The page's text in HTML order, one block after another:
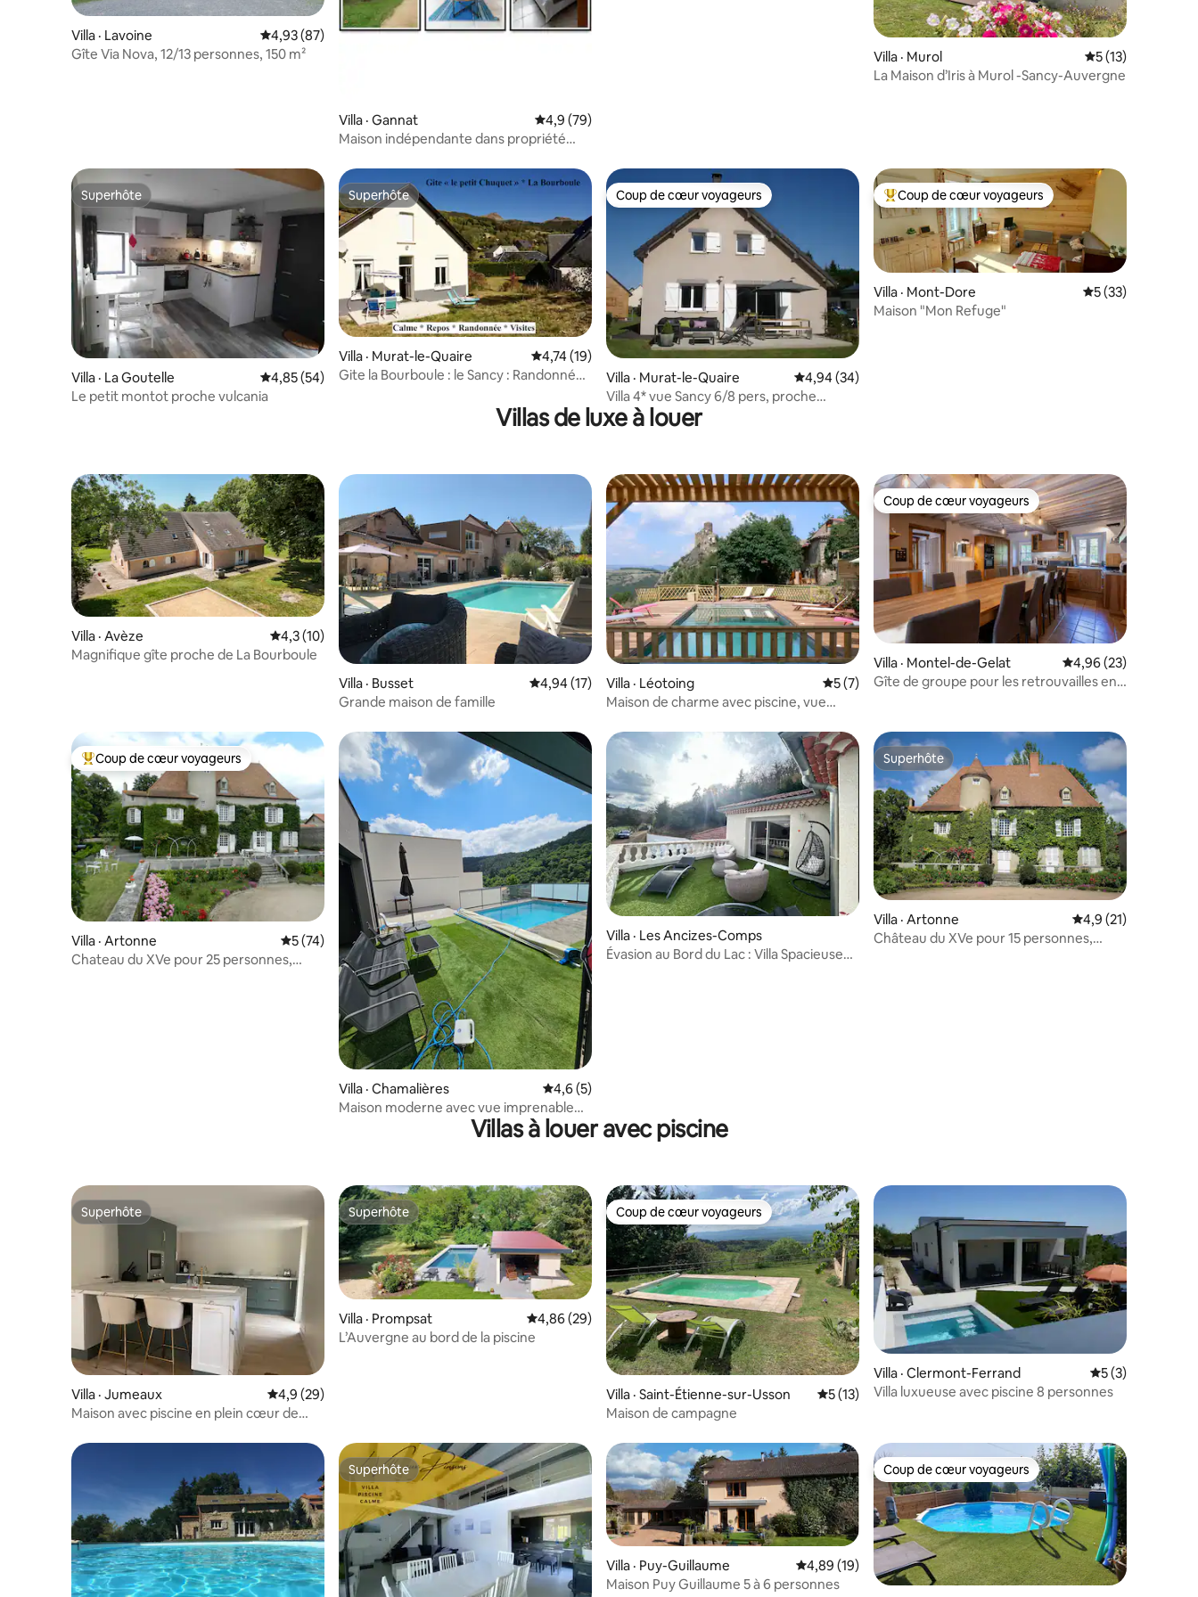
Villa · Lavoine Note moyenne de 4,93 sur 5, 87 commentaires
4,93 (87)
Gîte Via Nova, 12/13 personnes, 150 m²
Villa · Gannat Note moyenne de 4,9 sur 5, 79 commentaires
4,9 (79)
Maison indépendante dans propriété
Villa · Murol Note moyenne
5 (13)
La Maison d’Iris à Murol -Sancy-Auvergne
Superhôte
Superhôte
Villa · La Goutelle Note moyenne de 4,85 sur 5, 54 commentaires
4,85 (54)
Le petit montot proche vulcania
Superhôte
Superhôte
Villa · Murat-le-Quaire Note moyenne de 4,74 sur 5, 19 commentaires
4,74 (19)
Gite la Bourboule : le Sancy : Randonnée
Coup de cœur voyageurs
Coup de cœur voyageurs
Villa · Murat-le-Quaire Note moyenne de 4,94 sur 5, 34 commentaires
4,94 (34)
Villa 4* vue Sancy 6/8 pers, proche
thermes & ski
Coup de cœur voyageurs parmi les plus aimés
Coup de cœur voyageurs
Villa · Mont-Dore Note moyenne de
5 (33)
Maison "Mon Refuge"
Villas de luxe à louer
Villa · Avèze Note moyenne de 4,3 sur 5, 10 commentaires
4,3 (10)
Magnifique gîte proche de La Bourboule
Villa · Busset
Note moyenne de 4,94 sur 5, 17 commentaires
4,94 (17)
Grande maison de famille
Villa · Léotoing Note moyenne de 5 sur 5, 7 commentaires
5 (7)
Maison de charme avec piscine, vue
Coup de cœur voyageurs
Coup de cœur voyageurs
Villa · Montel-de-Gelat Note moyenne de
4,96 (23)
Gîte de groupe pour les retrouvailles en
Coup de cœur voyageurs parmi les plus aimés
Coup de cœur voyageurs
Villa · Artonne Note moyenne de 5 sur 5, 74 commentaires
5 (74)
Chateau du XVe pour 25 personnes,
Villa · Chamalières Note moyenne de 4,6 sur 5, 5 commentaires
4,6 (5)
Maison moderne avec vue imprenable
Villa · Les Ancizes-Comps
Évasion au Bord du Lac : Villa Spacieuse
Superhôte
Superhôte
Villa · Artonne Note moyenne de
4,9 (21)
Château du XVe pour 15 personnes,
Villas à louer avec piscine
Superhôte
Superhôte
Villa · Jumeaux Note moyenne de 4,9 sur 5, 29 commentaires
4,9 (29)
Maison avec piscine en plein cœur de
Superhôte
Superhôte
Villa · Prompsat Note moyenne de 4,86 sur 5, 29 commentaires
4,86 (29)
L’Auvergne au bord de la piscine
Coup de cœur voyageurs
Coup de cœur voyageurs
Villa · Saint-Étienne-sur-Usson Note moyenne de 5 sur 5, 13 commentaires
5 (13)
Maison de campagne
Villa · Clermont-Ferrand Note moyenne
5 (3)
Villa luxueuse avec piscine 8 personnes
Superhôte
Superhôte
Villa · Puy-Guillaume Note moyenne de 4,89 sur 5, 19 commentaires
4,89 (19)
Maison Puy Guillaume 5 à 6 personnes
Coup de cœur voyageurs
Coup de cœur voyageurs